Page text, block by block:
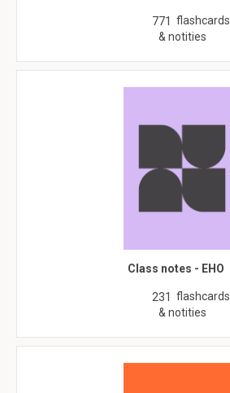
771 flashcards
& notities
Class notes - EHO
231 flashcards
& notities